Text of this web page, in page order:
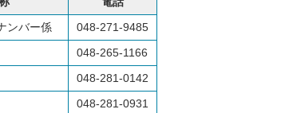
ンバー係
048-271-9485
048-265-1166
048-281-0142
048-281-0931